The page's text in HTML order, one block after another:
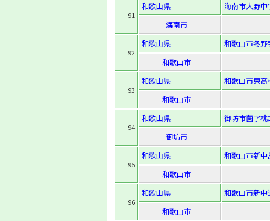
91
和歌山県
海南市大野
海南市
92
和歌山県
和歌山市冬
和歌山市
93
和歌山県
和歌山市東
和歌山市
94
和歌山県
御坊市薗字
御坊市
95
和歌山県
和歌山市新
和歌山市
96
和歌山県
和歌山市新
和歌山市